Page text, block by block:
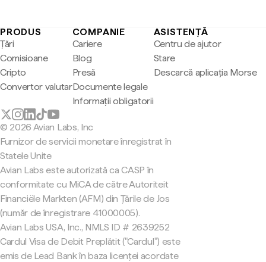
PRODUS
Țări
Comisioane
Cripto
Convertor valutar
COMPANIE
Cariere
Blog
Presă
Documente legale
Informații obligatorii
ASISTENȚĂ
Centru de ajutor
Stare
Descarcă aplicația Morse
© 2026 Avian Labs, Inc
Furnizor de servicii monetare înregistrat în
Statele Unite
Avian Labs este autorizată ca CASP în
conformitate cu MiCA de către Autoriteit
Financiële Markten (AFM) din Țările de Jos
(număr de înregistrare 41000005).
Avian Labs USA, Inc., NMLS ID # 2639252
Cardul Visa de Debit Preplătit ("Cardul") este
emis de Lead Bank în baza licenței acordate